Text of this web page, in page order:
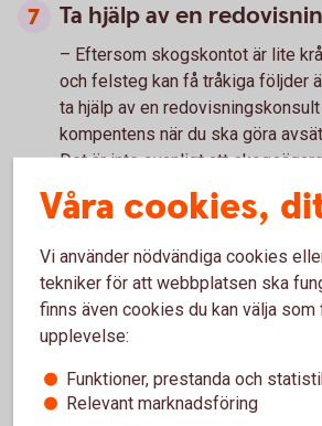
Ta hjälp av en
– Eftersom skogskontot är lite
och felsteg kan få tråkiga följder
ta hjälp av en
kompentens när du ska göra
Det är inte ovanligt att
skogskontot och låter pengarna
måste tas ut efter tio år. Då har
Jansson.
Våra cookies,
Vi använder nödvändiga cookies
tekniker för att webbplatsen ska
finns även cookies du kan välja som
upplevelse:
Funktioner, prestanda och
Relevant marknadsföring